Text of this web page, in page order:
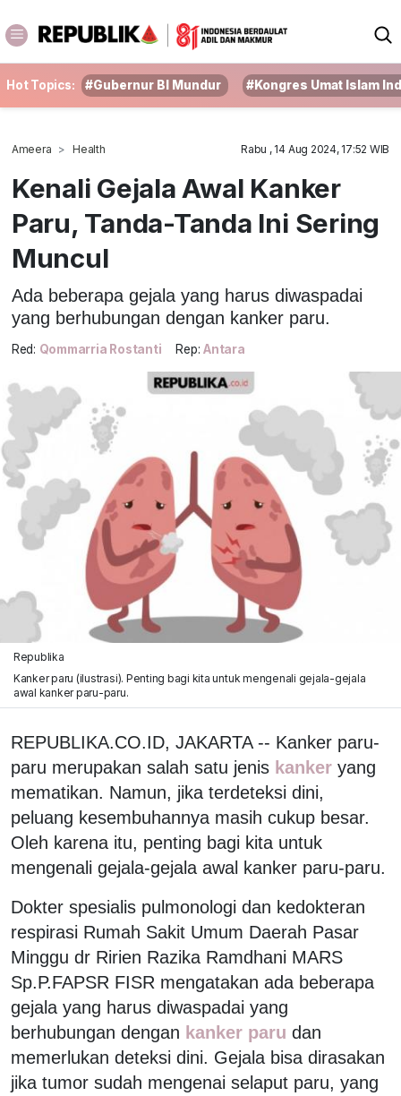
Hot Topics: #Gubernur BI Mundur #Kongres Umat Islam
Ameera Health Rabu , 14 Aug 2024, 17:52 WIB
Kenali Gejala Awal Kanker
Paru, Tanda-Tanda Ini Sering
Muncul
Ada beberapa gejala yang harus diwaspadai
yang berhubungan dengan kanker paru.
Red: Qommarria Rostanti Rep: Antara
Republika
Kanker paru (ilustrasi). Penting bagi kita untuk mengenali gejala-gejala
awal kanker paru-paru.
REPUBLIKA.CO.ID, JAKARTA -- Kanker paru-
paru merupakan salah satu jenis kanker yang
mematikan. Namun, jika terdeteksi dini,
peluang kesembuhannya masih cukup besar.
Oleh karena itu, penting bagi kita untuk
mengenali gejala-gejala awal kanker paru-paru.
Dokter spesialis pulmonologi dan kedokteran
respirasi Rumah Sakit Umum Daerah Pasar
Minggu dr Ririen Razika Ramdhani MARS
Sp.P.FAPSR FISR mengatakan ada beberapa
gejala yang harus diwaspadai yang
berhubungan dengan kanker paru dan
memerlukan deteksi dini. Gejala bisa dirasakan
jika tumor sudah mengenai selaput paru, yang